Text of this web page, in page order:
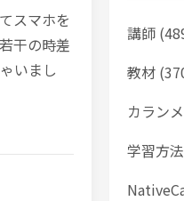
スマホを
干の時差
いまし
講師
教材
カラン
学習方